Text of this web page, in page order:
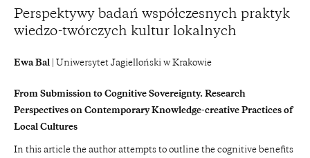
Perspektywy badań współczesnych praktyk
wiedzo-twórczych kultur lokalnych
Ewa Bal | Uniwersytet Jagielloński w Krakowie
From Submission to Cognitive Sovereignty. Research
Perspectives on Contemporary Knowledge-creative Practices of
Local Cultures
In this article the author attempts to outline the cognitive benefits